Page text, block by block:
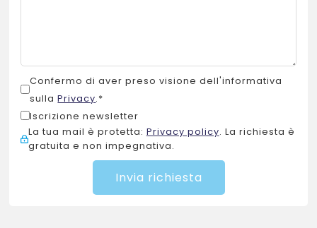
Confermo di aver preso visione dell'informativa
sullaPrivacy.*
Iscrizione newsletter
La tua mail è protetta: Privacy policy. La richiesta è
gratuita e non impegnativa.